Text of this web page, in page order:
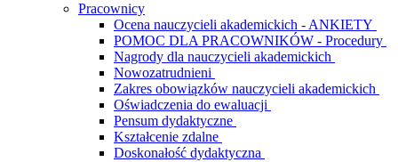
Pracownicy
Ocena nauczycieli akademickich - ANKIETY
POMOC DLA PRACOWNIKÓW - Procedury
Nagrody dla nauczycieli akademickich
Nowozatrudnieni
Zakres obowiązków nauczycieli akademickich
Oświadczenia do ewaluacji
Pensum dydaktyczne
Kształcenie zdalne
Doskonałość dydaktyczna